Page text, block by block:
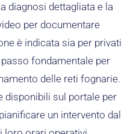
diagnosi dettagliata e la
per documentare
è indicata sia per privati
fondamentale per
delle reti fognarie.
disponibili sul portale per
un intervento dal